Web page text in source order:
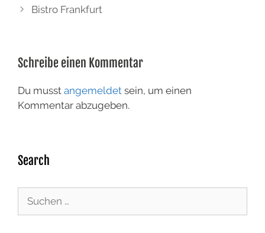
Bistro Frankfurt
Schreibe einen Kommentar
Du musst angemeldet sein, um einen
Kommentar abzugeben.
Search